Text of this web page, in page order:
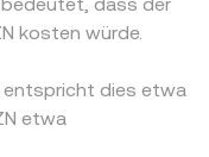
kosten würde.
entspricht dies etwa
etwa